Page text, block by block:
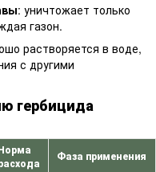
: уничтожает только
газон.
растворяется в воде,
с другими
гербицида
Фаза применения